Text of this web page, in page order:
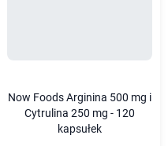
Now Foods Arginina 500 mg i
Cytrulina 250 mg - 120
kapsułek